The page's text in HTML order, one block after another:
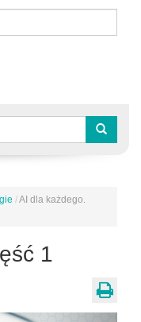
/AI dla każdego.
1